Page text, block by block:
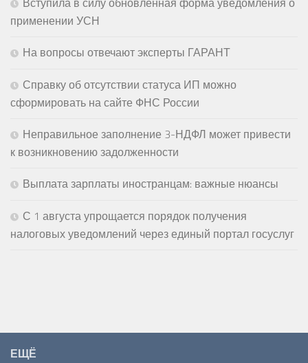
применении УСН
На вопросы отвечают эксперты ГАРАНТ
Справку об отсутствии статуса ИП можно
сформировать на сайте ФНС России
Неправильное заполнение 3-НДФЛ может привести
к возникновению задолженности
Выплата зарплаты иностранцам: важные нюансы
С 1 августа упрощается порядок получения
налоговых уведомлений через единый портал госуслуг
ЕЩЁ